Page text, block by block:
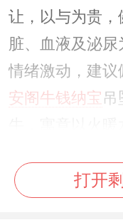
让，以与为贵
脏、血液及泌
情绪激动，建议
安阁牛钱纳宝
冲太岁带来的
二、1996年属
打开